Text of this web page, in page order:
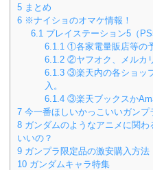
5 まとめ
6 ※ナイショのオマケ情報！
6.1 プレイステーション5（
6.1.1 ①各家電量販店等の
6.1.2 ②ヤフオク、メルカ
6.1.3 ③楽天内の各ショッ
入。
6.1.4 ③楽天ブックスか
7 今一番ほしいかっこいいガンプ
8 ガンダムのようなアニメに関
いいの？
9 ガンプラ限定品の激安購入方法
10 ガンダムキャラ特集